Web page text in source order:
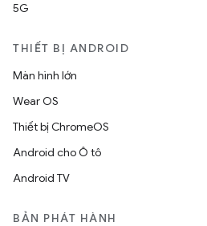
5G
THIẾT BỊ ANDROID
Màn hình lớn
Wear OS
Thiết bị ChromeOS
Android cho Ô tô
Android TV
BẢN PHÁT HÀNH